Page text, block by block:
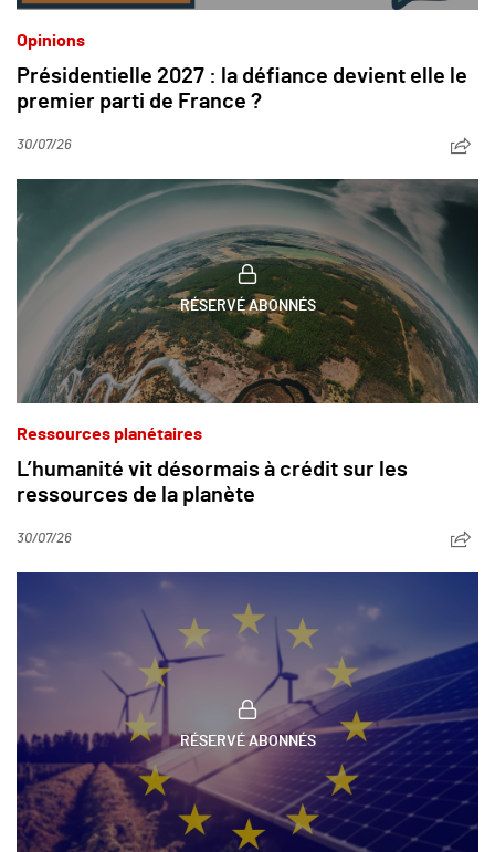
Opinions
Présidentielle 2027 : la défiance devient elle le
premier parti de France ?
30/07/26
RÉSERVÉ ABONNÉS
Ressources planétaires
L’humanité vit désormais à crédit sur les
ressources de la planète
30/07/26
RÉSERVÉ ABONNÉS